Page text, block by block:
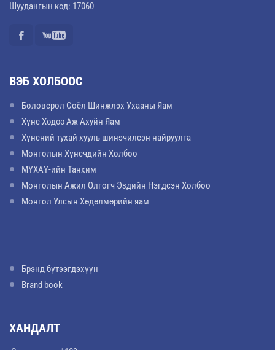
Шуудангын код: 17060
ВЭБ ХОЛБООС
Боловсрол Соёл Шинжлэх Ухааны Яам
Хүнс Хөдөө Аж Ахуйн Яам
Хүнсний тухай хууль шинэчилсэн найруулга
Монголын Хүнсчдийн Холбоо
МҮХАҮ-ийн Танхим
Монголын Ажил Олгогч Эздийн Нэгдсэн Холбоо
Монгол Улсын Хөдөлмөрийн яам
Брэнд бүтээгдэхүүн
Brand book
ХАНДАЛТ